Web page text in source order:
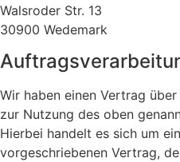
Walsroder Str. 13
30900 Wedemark
Wir haben einen Vertrag
zur Nutzung des oben
Hierbei handelt es sich um
vorgeschriebenen Vertrag,